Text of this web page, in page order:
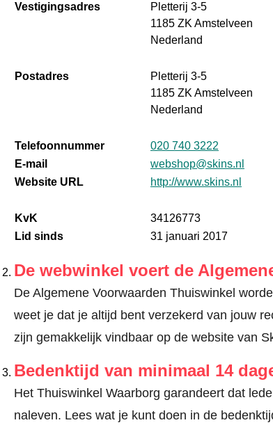
Vestigingsadres
Pletterij 3-5
1185 ZK Amstelveen
Nederland
Postadres
Pletterij 3-5
1185 ZK Amstelveen
Nederland
Telefoonnummer
020 740 3222
E-mail
webshop@skins.nl
Website URL
http://www.skins.nl
KvK
34126773
Lid sinds
31 januari 2017
De webwinkel voert de
De Algemene Voorwaarden Thuiswinkel
weet je dat je altijd bent verzekerd van jouw
zijn gemakkelijk vindbaar op de website van
Bedenktijd van minimaal 14
Het Thuiswinkel Waarborg garandeert dat
naleven. Lees wat je kunt doen in de